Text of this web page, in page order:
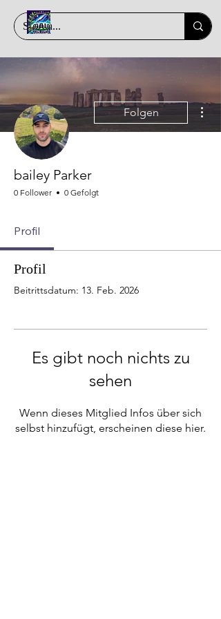
Folgen
bailey Parker
0 Follower 0 Gefolgt
Profil
Profil
Beitrittsdatum: 13. Feb. 2026
Es gibt noch nichts zu
sehen
Wenn dieses Mitglied Infos über sich
selbst hinzufügt, erscheinen diese hier.